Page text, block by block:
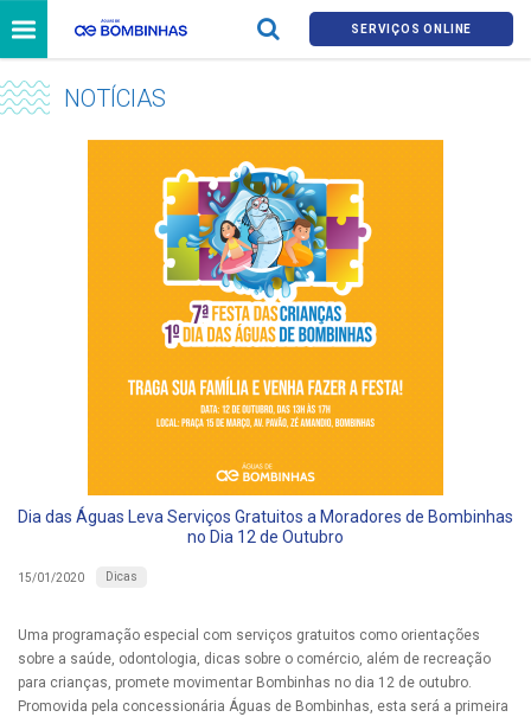
SERVIÇOS ONLINE
NOTÍCIAS
Dia das Águas Leva Serviços Gratuitos a Moradores de Bombinhas
no Dia 12 de Outubro
15/01/2020 Dicas
Uma programação especial com serviços gratuitos como orientações
sobre a saúde, odontologia, dicas sobre o comércio, além de recreação
para crianças, promete movimentar Bombinhas no dia 12 de outubro.
Promovida pela concessionária Águas de Bombinhas, esta será a primeira